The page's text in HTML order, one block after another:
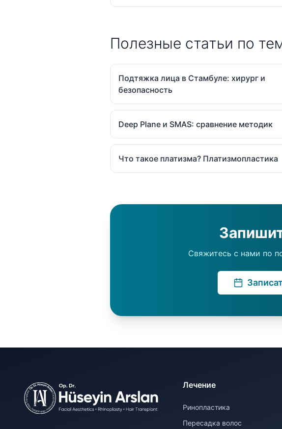
Полезные статьи по
Подтяжка лица в Стамбуле: хирург и
безопасность
Deep Plane и SMAS: сравнение методик
Что такое платизма? Платизмопластика
Свяжитесь с нами по
Лечение
Ринопластика
Пересадка волос